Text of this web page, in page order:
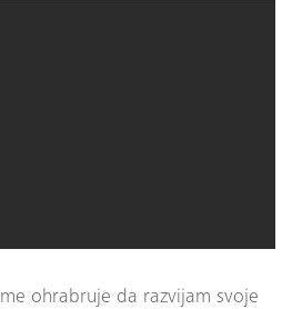
ohrabruje da razvijam svoje